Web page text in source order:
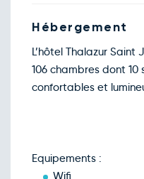
déc.
17
déc.
269€ /
Ven.
18
déc.
269€ /
20
déc.
Hébergement
L’hôtel Thalazur
106 chambres dont
confortables et
Equipements :
Wifi